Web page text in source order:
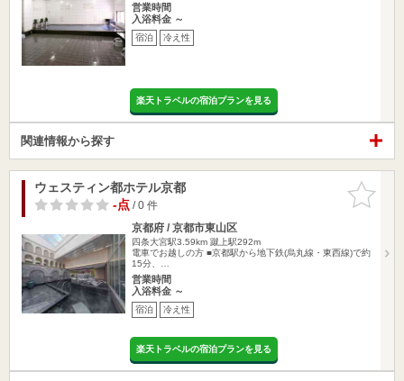
営業時間
入浴料金 ～
宿泊 冷え性
楽天トラベルの宿泊プランを見る
関連情報から探す
お気に入
りに追加
ウェスティン都ホテル京都
-点/ 0 件
京都府 / 京都市東山区
四条大宮駅3.59km 蹴上駅292m
電車でお越しの方 ■京都駅から地下鉄(烏丸線・東西線)で約
15分、…
営業時間
入浴料金 ～
宿泊 冷え性
楽天トラベルの宿泊プランを見る